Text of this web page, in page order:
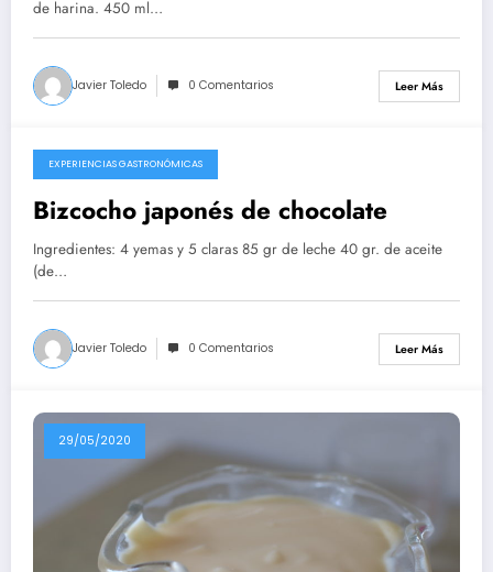
de harina. 450 ml…
Javier Toledo 0 Comentarios Leer Más
10/08/2020
EXPERIENCIAS GASTRONÓMICAS
Bizcocho japonés de chocolate
Ingredientes: 4 yemas y 5 claras 85 gr de leche 40 gr. de aceite
(de…
Javier Toledo 0 Comentarios Leer Más
29/05/2020